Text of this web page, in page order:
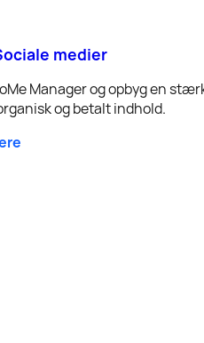
medier
Manager og opbyg en
og betalt indhold.